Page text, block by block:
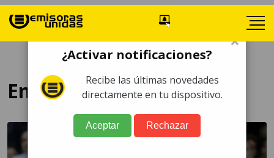
Encuesta
×
¿Activar notificaciones?
Recibe las últimas novedades
directamente en tu dispositivo.
Aceptar Rechazar